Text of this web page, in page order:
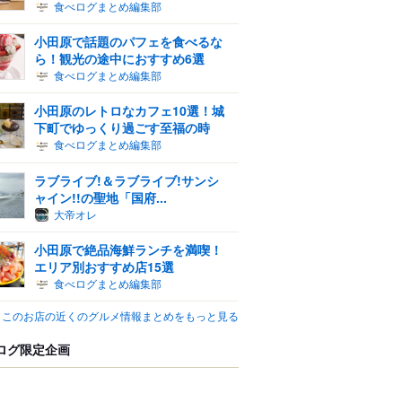
食べログまとめ編集部
小田原で話題のパフェを食べるな
ら！観光の途中におすすめ6選
食べログまとめ編集部
小田原のレトロなカフェ10選！城
下町でゆっくり過ごす至福の時
食べログまとめ編集部
ラブライブ!＆ラブライブ!サンシ
ャイン!!の聖地「国府...
大帝オレ
小田原で絶品海鮮ランチを満喫！
エリア別おすすめ店15選
食べログまとめ編集部
このお店の近くのグルメ情報まとめをもっと見る
グ限定企画